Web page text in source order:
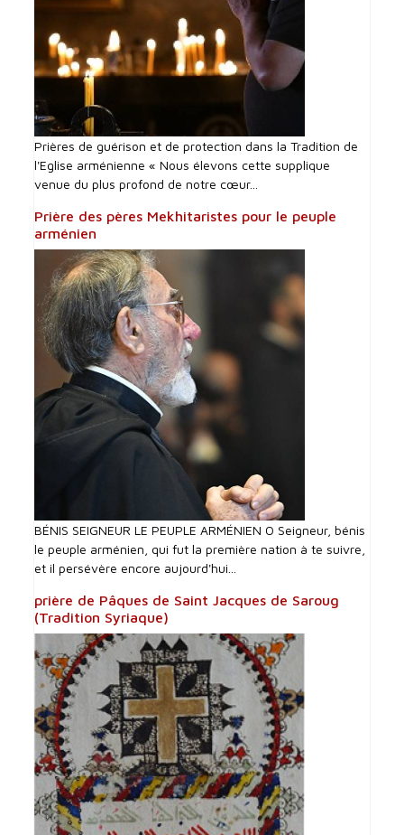
Prières de guérison et de protection dans la Tradition de
l'Eglise arménienne « Nous élevons cette supplique
venue du plus profond de notre cœur...
Prière des pères Mekhitaristes pour le peuple
arménien
BÉNIS SEIGNEUR LE PEUPLE ARMÉNIEN O Seigneur, bénis
le peuple arménien, qui fut la première nation à te suivre,
et il persévère encore aujourd'hui...
prière de Pâques de Saint Jacques de Saroug
(Tradition Syriaque)